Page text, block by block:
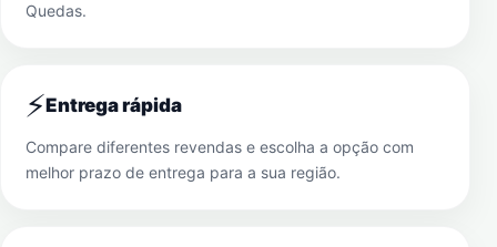
Quedas.
⚡Entrega rápida
Compare diferentes revendas e escolha a opção com
melhor prazo de entrega para a sua região.